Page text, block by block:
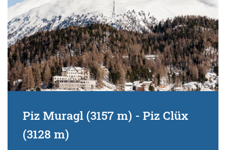
Piz Muragl (3157 m) - Piz Clüx
(3128 m)